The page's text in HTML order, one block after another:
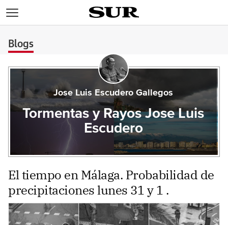
Blogs
Jose Luis Escudero Gallegos
Tormentas y Rayos Jose Luis
Escudero
El tiempo en Málaga. Probabilidad de
precipitaciones lunes 31 y 1 .